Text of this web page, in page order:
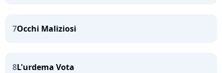
7Occhi Maliziosi
8L'urdema Vota